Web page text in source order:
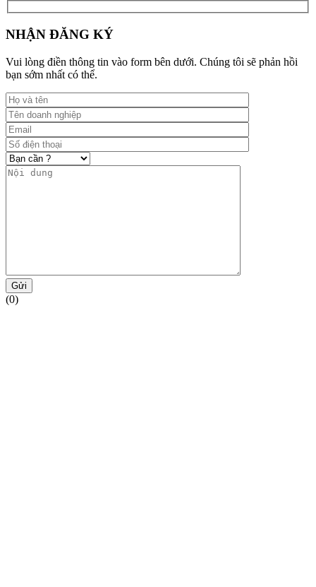
NHẬN ĐĂNG KÝ
Vui lòng điền thông tin vào form bên dưới. Chúng tôi sẽ phản hồi
bạn sớm nhất có thể.
Gửi
(0)